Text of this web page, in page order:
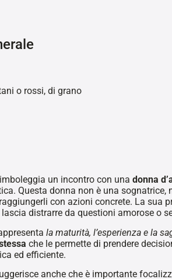
o rossi, di grano
un incontro con una donna
Questa donna non è una sognatrice,
con azioni concrete. La sua
distrarre da questioni amorose o
la maturità, l’esperienza e la
che le permette di prendere
ed efficiente.
anche che è importante